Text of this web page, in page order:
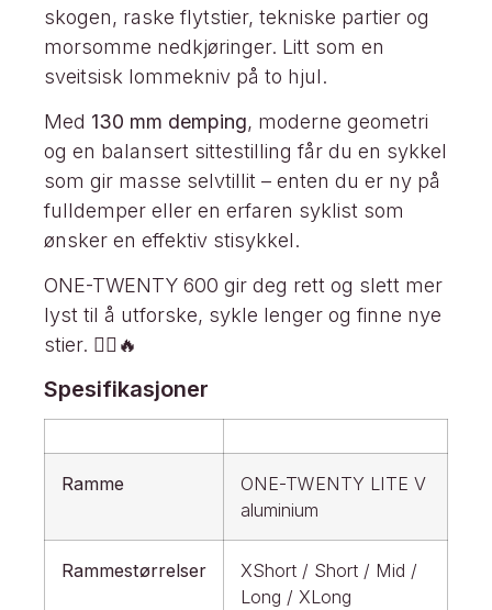
skogen, raske flytstier, tekniske partier og
morsomme nedkjøringer. Litt som en
sveitsisk lommekniv på to hjul.
Med 130 mm demping, moderne geometri
og en balansert sittestilling får du en sykkel
som gir masse selvtillit – enten du er ny på
fulldemper eller en erfaren syklist som
ønsker en effektiv stisykkel.
ONE-TWENTY 600 gir deg rett og slett mer
lyst til å utforske, sykle lenger og finne nye
stier. 🚵‍♀️🔥
Spesifikasjoner
Ramme
ONE-TWENTY LITE V
aluminium
Rammestørrelser
XShort / Short / Mid /
Long / XLong